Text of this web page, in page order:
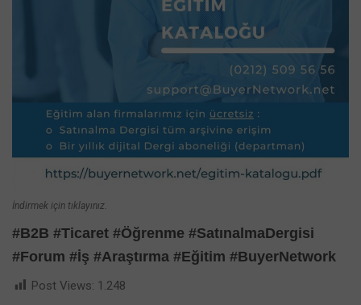
İndirmek için tıklayınız.
#B2B #Ticaret #Öğrenme #SatınalmaDergisi
#Forum #İş #Araştırma #Eğitim #BuyerNetwork
Post Views: 1.248